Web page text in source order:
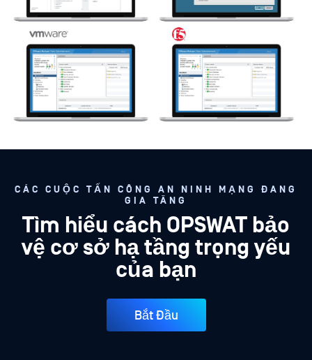
CÁC CUỘC TẤN CÔNG AN NINH MẠNG ĐANG
GIA TĂNG
Tìm hiểu cách OPSWAT bảo
vệ cơ sở hạ tầng trọng yếu
của bạn
Bắt Đầu